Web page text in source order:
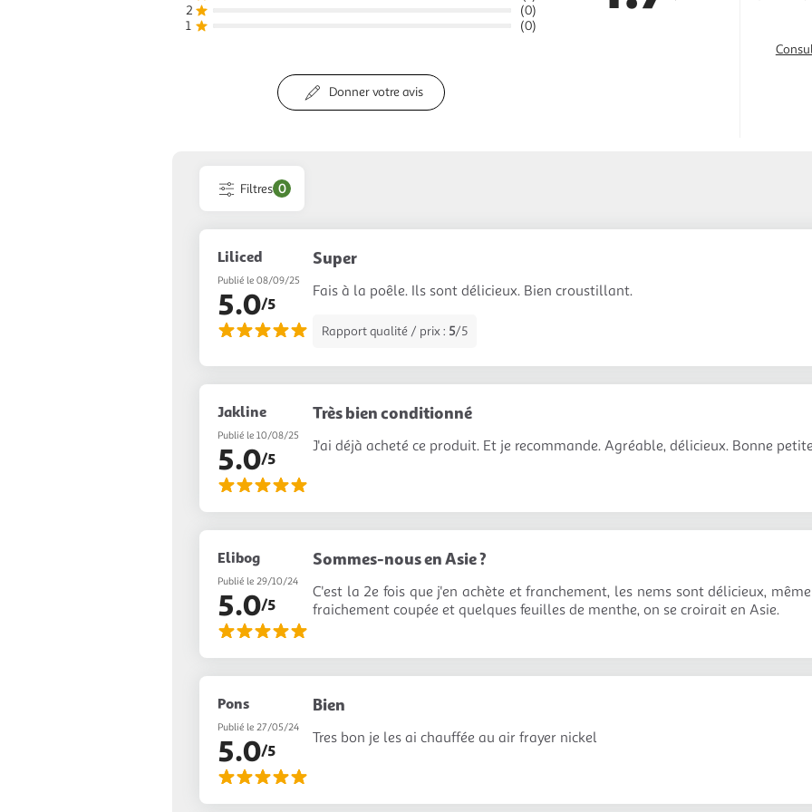
2
(0)
1
(0)
Donner votre avis
Filtres 0
Liliced
Publié le 08/09/25
5.0/5
Super
Fais à la poêle. Ils sont délicieux. Bien croustillant.
Rapport qualité / prix : 5/5
Jakline
Publié le 10/08/25
5.0/5
Très bien conditionné
J'ai déjà acheté ce produit. Et je recommande. Agréable, délicieux. Bonne
Elibog
Publié le 29/10/24
5.0/5
Sommes-nous en Asie ?
C'est la 2e fois que j'en achète et franchement, les nems sont délicieux,
fraichement coupée et quelques feuilles de menthe, on se croirait en Asie.
Pons
Publié le 27/05/24
5.0/5
Bien
Tres bon je les ai chauffée au air frayer nickel